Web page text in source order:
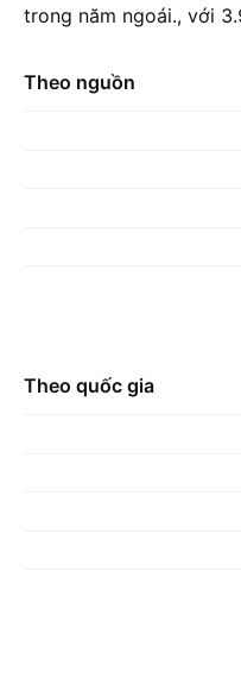
trong năm ngoái., với
Theo nguồn
Theo quốc gia